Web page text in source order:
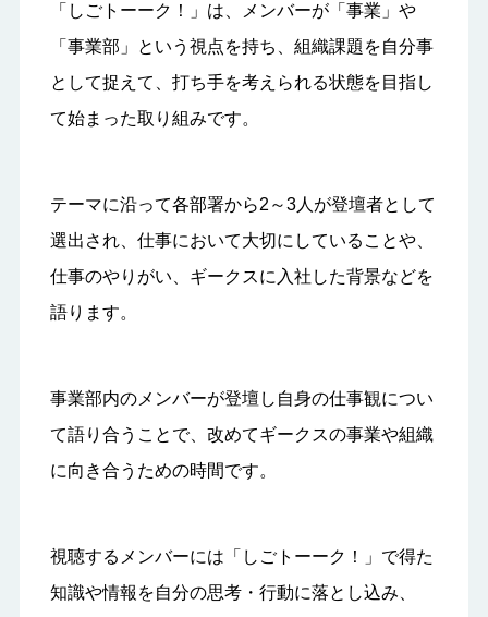
「しごトーーク！」は、メンバーが「事業」や
「事業部」という視点を持ち、組織課題を自分事
として捉えて、打ち手を考えられる状態を目指し
て始まった取り組みです。
テーマに沿って各部署から2～3人が登壇者として
選出され、仕事において大切にしていることや、
仕事のやりがい、ギークスに入社した背景などを
語ります。
事業部内のメンバーが登壇し自身の仕事観につい
て語り合うことで、改めてギークスの事業や組織
に向き合うための時間です。
視聴するメンバーには「しごトーーク！」で得た
知識や情報を自分の思考・行動に落とし込み、